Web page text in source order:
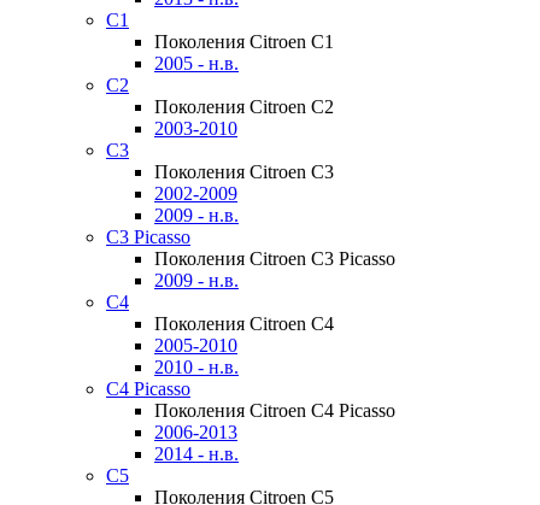
C1
Поколения Citroen C1
2005 - н.в.
C2
Поколения Citroen C2
2003-2010
C3
Поколения Citroen C3
2002-2009
2009 - н.в.
C3 Picasso
Поколения Citroen C3 Picasso
2009 - н.в.
C4
Поколения Citroen C4
2005-2010
2010 - н.в.
C4 Picasso
Поколения Citroen C4 Picasso
2006-2013
2014 - н.в.
C5
Поколения Citroen C5